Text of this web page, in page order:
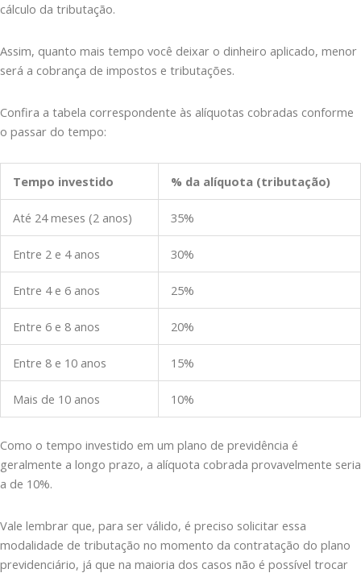
cálculo da tributação.
Assim, quanto mais tempo você deixar o dinheiro aplicado, menor
será a cobrança de impostos e tributações.
Confira a tabela correspondente às alíquotas cobradas conforme
o passar do tempo:
Tempo investido % da alíquota (tributação)
Até 24 meses (2 anos) 35%
Entre 2 e 4 anos 30%
Entre 4 e 6 anos 25%
Entre 6 e 8 anos 20%
Entre 8 e 10 anos 15%
Mais de 10 anos 10%
Como o tempo investido em um plano de previdência é
geralmente a longo prazo, a alíquota cobrada provavelmente seria
a de 10%.
Vale lembrar que, para ser válido, é preciso solicitar essa
modalidade de tributação no momento da contratação do plano
previdenciário, já que na maioria dos casos não é possível trocar